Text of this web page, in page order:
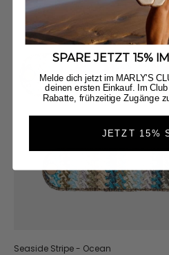
Seaside Stripe - Ocean
SPARE JETZT 15%
Melde dich jetzt im MARLY'S
deinen ersten Einkauf. Im
Rabatte, frühzeitige Zugänge
JETZT 15%